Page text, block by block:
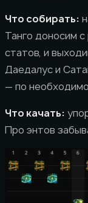
Что собирать:
Танго доносим
статов, и
Даедалус и
— по
Что качать:
Про энтов